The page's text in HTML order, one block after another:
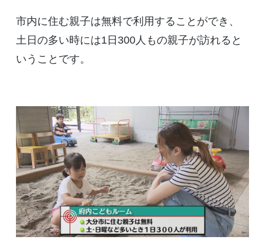
市内に住む親子は無料で利用することができ、
土日の多い時には1日300人もの親子が訪れると
いうことです。